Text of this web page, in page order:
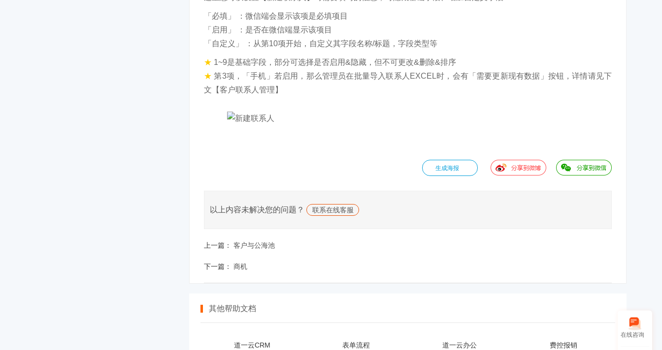
「必填」 ：微信端会显示该项是必填项目
「启用」 ：是否在微信端显示该项目
「自定义」 ：从第10项开始，自定义其字段名称/标题，字段类型等
★ 1~9是基础字段，部分可选择是否启用&隐藏，但不可更改&删除&排序
★第3项，「手机」若启用，那么管理员在批量导入联系人EXCEL时，会有「需要更新现有数据」按钮，详情请见下
文【客户联系人管理】
生成海报
以上内容未解决您的问题？ 联系在线客服
上一篇： 客户与公海池
下一篇： 商机
其他帮助文档
道一云CRM 表单流程 道一云办公 费控报销
在线咨询